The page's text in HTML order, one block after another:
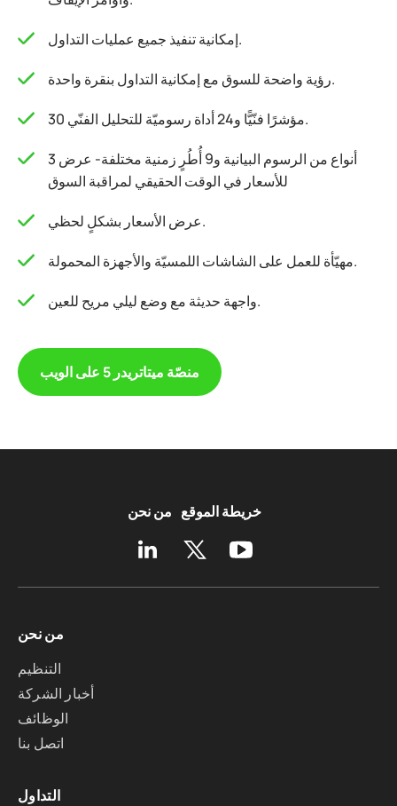
إمكانية تنفيذ جميع عمليات التداول.
رؤية واضحة للسوق مع إمكانية التداول بنقرة واحدة.
30 مؤشرًا فنّيًّا و24 أداة رسوميّة للتحليل الفنّي.
3 أنواع من الرسوم البيانية و9 أُطُرٍ زمنية مختلفة- عرض
للأسعار في الوقت الحقيقي لمراقبة السوق
عرض الأسعار بشكلٍ لحظي.
مهيّأة للعمل على الشاشات اللمسيّة والأجهزة المحمولة.
واجهة حديثة مع وضع ليلي مريح للعين.
منصّة ميتاتريدر 5 على الويب
من نحن خريطة الموقع
من نحن
التنظيم
أخبار الشركة
الوظائف
اتصل بنا
التداول